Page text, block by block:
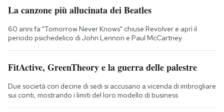
La canzone più allucinata dei Beatles
60 anni fa "Tomorrow Never Knows" chiuse Revolver e aprì il
periodo psichedelico di John Lennon e Paul McCartney
FitActive, GreenTheory e la guerra delle palestre
Due società con decine di sedi si accusano a vicenda di imbrogliare
sui conti, mostrando i limiti del loro modello di business